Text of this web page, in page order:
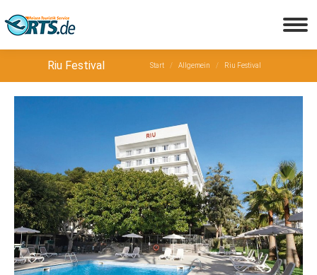
Riu Festival Sie befinden sich hier:
Start Allgemein Riu Festival